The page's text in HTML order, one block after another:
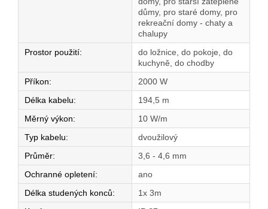
důmy, pro staré domy, pro
rekreační domy - chaty a
chalupy
Prostor použití:
do ložnice, do pokoje, do
kuchyně, do chodby
Příkon:
2000 W
Délka kabelu:
194,5 m
Měrný výkon:
10 W/m
Typ kabelu:
dvoužilový
Průměr:
3,6 - 4,6 mm
Ochranné opletení:
ano
Délka studených konců:
1x 3m